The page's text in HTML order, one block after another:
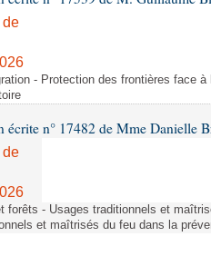
de
- Protection des frontières face
écrite n° 17482 de Mme Danielle
de
forêts - Usages traditionnels et
et maîtrisés du feu dans la